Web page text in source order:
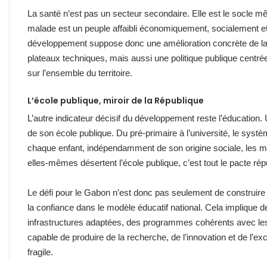
La santé n’est pas un secteur secondaire. Elle est le socle
malade est un peuple affaibli économiquement, socialement
développement suppose donc une amélioration concrète de
plateaux techniques, mais aussi une politique publique
sur l’ensemble du territoire.
L’école publique, miroir de la République
L’autre indicateur décisif du développement reste
de son école publique. Du pré-primaire à l’université, le
chaque enfant, indépendamment de son origine sociale, les
elles-mêmes désertent l’école publique, c’est tout le pacte
Le défi pour le Gabon n’est donc pas seulement de
la confiance dans le modèle éducatif national. Cela implique
infrastructures adaptées, des programmes cohérents avec
capable de produire de la recherche, de l’innovation et de
fragile.